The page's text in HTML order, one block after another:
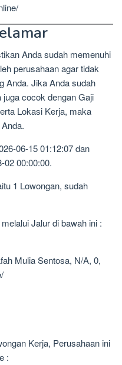
Anda sudah memenuhi
perusahaan agar tidak
Anda. Jika Anda sudah
cocok dengan Gaji
Lokasi Kerja, maka
06-15 01:12:07 dan
00:00:00.
1 Lowongan, sudah
Jalur di bawah ini :
Mulia Sentosa, N/A, 0,
Kerja, Perusahaan ini
: